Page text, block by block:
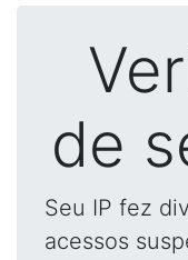
de
Seu IP fez
acessos